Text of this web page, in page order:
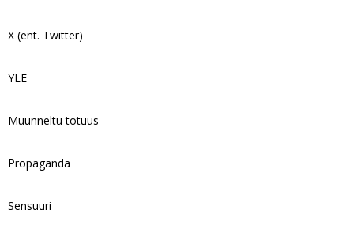
X (ent. Twitter)
YLE
Muunneltu totuus
Propaganda
Sensuuri